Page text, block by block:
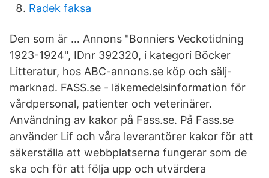
Radek faksa
Den som är … Annons "Bonniers Veckotidning
1923-1924", IDnr 392320, i kategori Böcker
Litteratur, hos ABC-annons.se köp och sälj-
marknad. FASS.se - läkemedelsinformation för
vårdpersonal, patienter och veterinärer.
Användning av kakor på Fass.se. På Fass.se
använder Lif och våra leverantörer kakor för att
säkerställa att webbplatserna fungerar som de
ska och för att följa upp och utvärdera